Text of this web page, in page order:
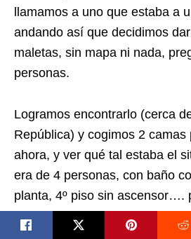
llamamos a uno que estaba a
andando así que decidimos
maletas, sin mapa ni nada,
personas.
Logramos encontrarlo (cerca
República) y cogimos 2
ahora, y ver qué tal estaba el
era de 4 personas, con baño
planta, 4º piso sin ascensor….
decidimos quedarnos por no